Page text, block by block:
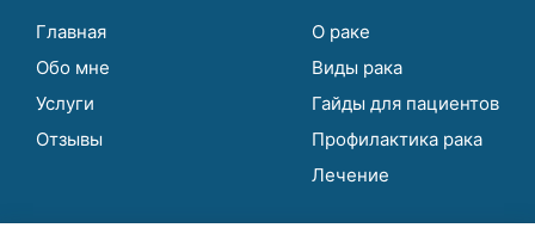
Главная
Обо мне
Услуги
Отзывы
О раке
Виды рака
Гайды для пациентов
Профилактика рака
Лечение